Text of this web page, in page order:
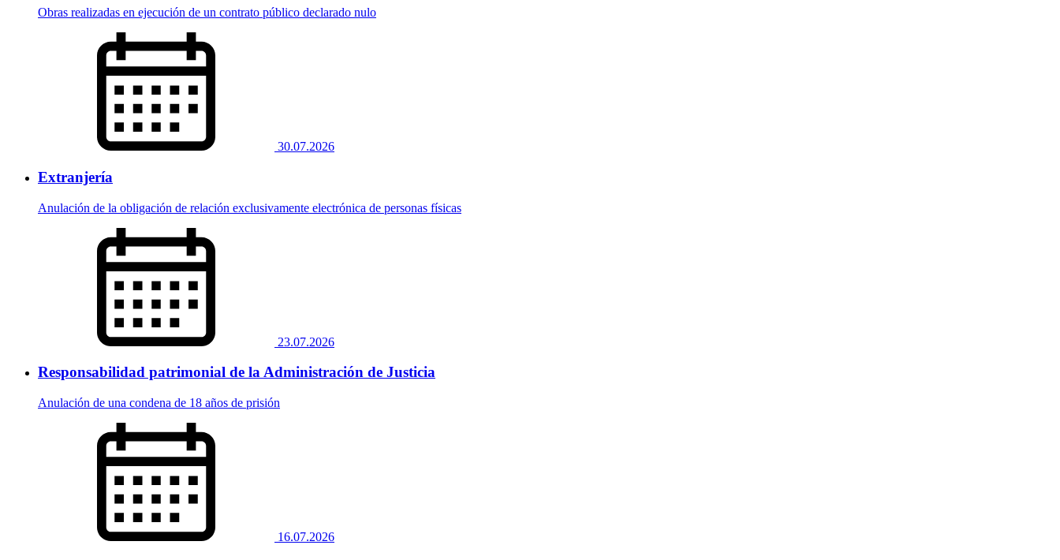
Obras realizadas en ejecución de un contrato público declarado nulo
30.07.2026
Extranjería
Anulación de la obligación de relación exclusivamente electrónica de personas físicas
23.07.2026
Responsabilidad patrimonial de la Administración de Justicia
Anulación de una condena de 18 años de prisión
16.07.2026